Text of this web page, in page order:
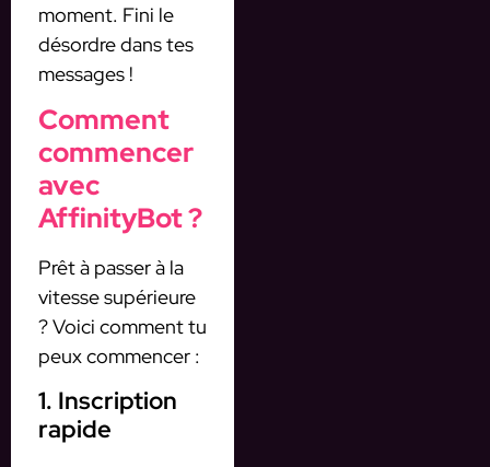
moment. Fini le
désordre dans tes
messages !
Comment
commencer
avec
AffinityBot ?
Prêt à passer à la
vitesse supérieure
? Voici comment tu
peux commencer :
1. Inscription
rapide